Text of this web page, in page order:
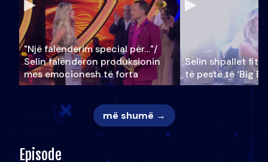
"Një falenderim special për…"/
Selin falënderon produksionin
mes emocionesh të forta
Selin shpallet
të pestë të ‘Big
më shumë →
Episode